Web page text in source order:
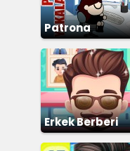
Patrona
Yakalanmama
Erkek Berberi